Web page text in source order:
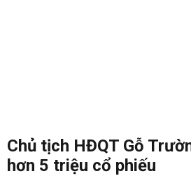
Chủ tịch HĐQT Gỗ
hơn 5 triệu cổ phiếu